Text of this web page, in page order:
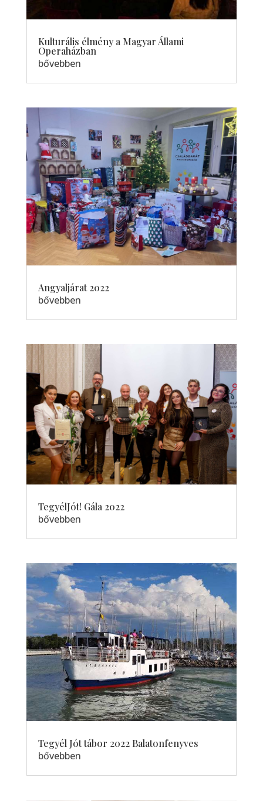
Kulturális élmény a Magyar Állami
Operaházban
bővebben
Angyaljárat 2022
bővebben
TegyélJót! Gála 2022
bővebben
Tegyél Jót tábor 2022 Balatonfenyves
bővebben